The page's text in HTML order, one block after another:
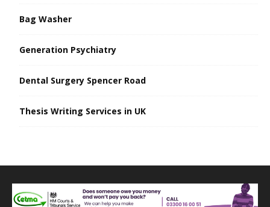
Bag Washer
Generation Psychiatry
Dental Surgery Spencer Road
Thesis Writing Services in UK